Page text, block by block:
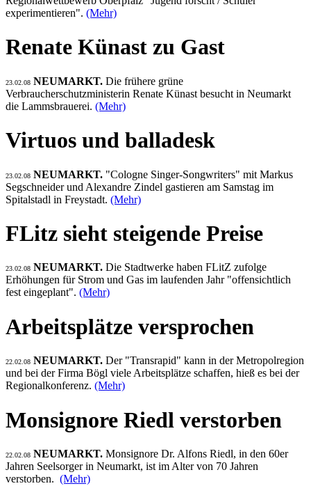
experimentieren". (Mehr)
Renate Künast zu Gast
23.02.08 NEUMARKT. Die frühere grüne
Verbraucherschutzministerin Renate Künast besucht in Neumarkt
die Lammsbrauerei. (Mehr)
Virtuos und balladesk
23.02.08 NEUMARKT. "Cologne Singer-Songwriters" mit Markus
Segschneider und Alexandre Zindel gastieren am Samstag im
Spitalstadl in Freystadt. (Mehr)
FLitz sieht steigende Preise
23.02.08 NEUMARKT. Die Stadtwerke haben FLitZ zufolge
Erhöhungen für Strom und Gas im laufenden Jahr "offensichtlich
fest eingeplant". (Mehr)
Arbeitsplätze versprochen
22.02.08 NEUMARKT. Der "Transrapid" kann in der Metropolregion
und bei der Firma Bögl viele Arbeitsplätze schaffen, hieß es bei der
Regionalkonferenz. (Mehr)
Monsignore Riedl verstorben
22.02.08 NEUMARKT. Monsignore Dr. Alfons Riedl, in den 60er
Jahren Seelsorger in Neumarkt, ist im Alter von 70 Jahren
verstorben. (Mehr)